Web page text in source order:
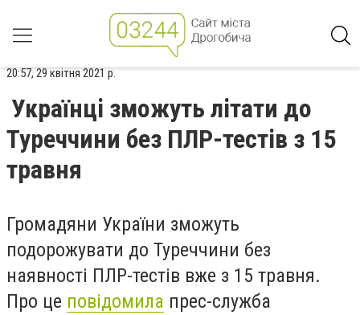
20:57, 29 квітня 2021 р.
Українці зможуть літати до
Туреччини без ПЛР-тестів з 15
травня
Громадяни України зможуть
подорожувати до Туреччини без
наявності ПЛР-тестів вже з 15 травня.
Про це повідомила прес-служба